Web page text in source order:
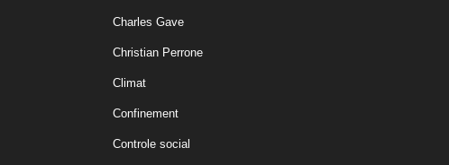
Charles Gave
Christian Perrone
Climat
Confinement
Controle social